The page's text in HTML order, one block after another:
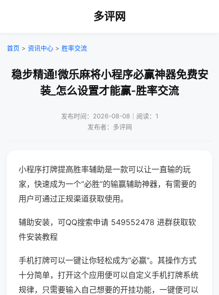
多评网
首页 > 资讯中心 > 胜率交流
稳步精通!微乐麻将小程序必赢神器免费安
装_怎么设置才能赢-胜率交流
发布时间：2026-08-08｜阅读：1
发布者：多评网
小程序打牌提高胜率辅助是一款可以让一直输的玩
家，快速成为一个“必胜”的输赢辅助神器，有需要的
用户可通过正规渠道获取使用。
辅助安装，可QQ搜索申请 549552478 进群获取软
件安装教程
手机打牌可以一键让你轻松成为“必赢”。其操作方式
十分简单，打开这个应用便可以自定义手机打牌系统
规律，只需要输入自己想要的开挂功能，一键便可以